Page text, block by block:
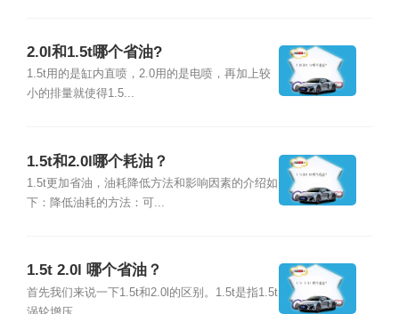
2.0l和1.5t哪个省油?
1.5t用的是缸内直喷，2.0用的是电喷，再加上较
小的排量就使得1.5...
1.5t和2.0l哪个耗油？
1.5t更加省油，油耗降低方法和影响因素的介绍如
下：降低油耗的方法：可...
1.5t 2.0l 哪个省油？
首先我们来说一下1.5t和2.0l的区别。1.5t是指1.5t